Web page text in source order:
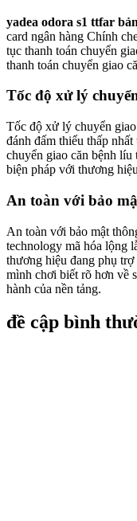
yadea odora s1 ttfar
card ngân hàng Chính
tục thanh toán chuyển
thanh toán chuyển giao
Tốc độ xử lý
Tốc độ xử lý chuyển
đánh đấm thiểu thấp
chuyển giao căn bệnh
biện pháp với thương
An toàn với bảo
An toàn với bảo mật
technology mã hóa lộng
thương hiệu đang phụ
mình chơi biết rõ hơn về
hành của nền tảng.
đề cập bình